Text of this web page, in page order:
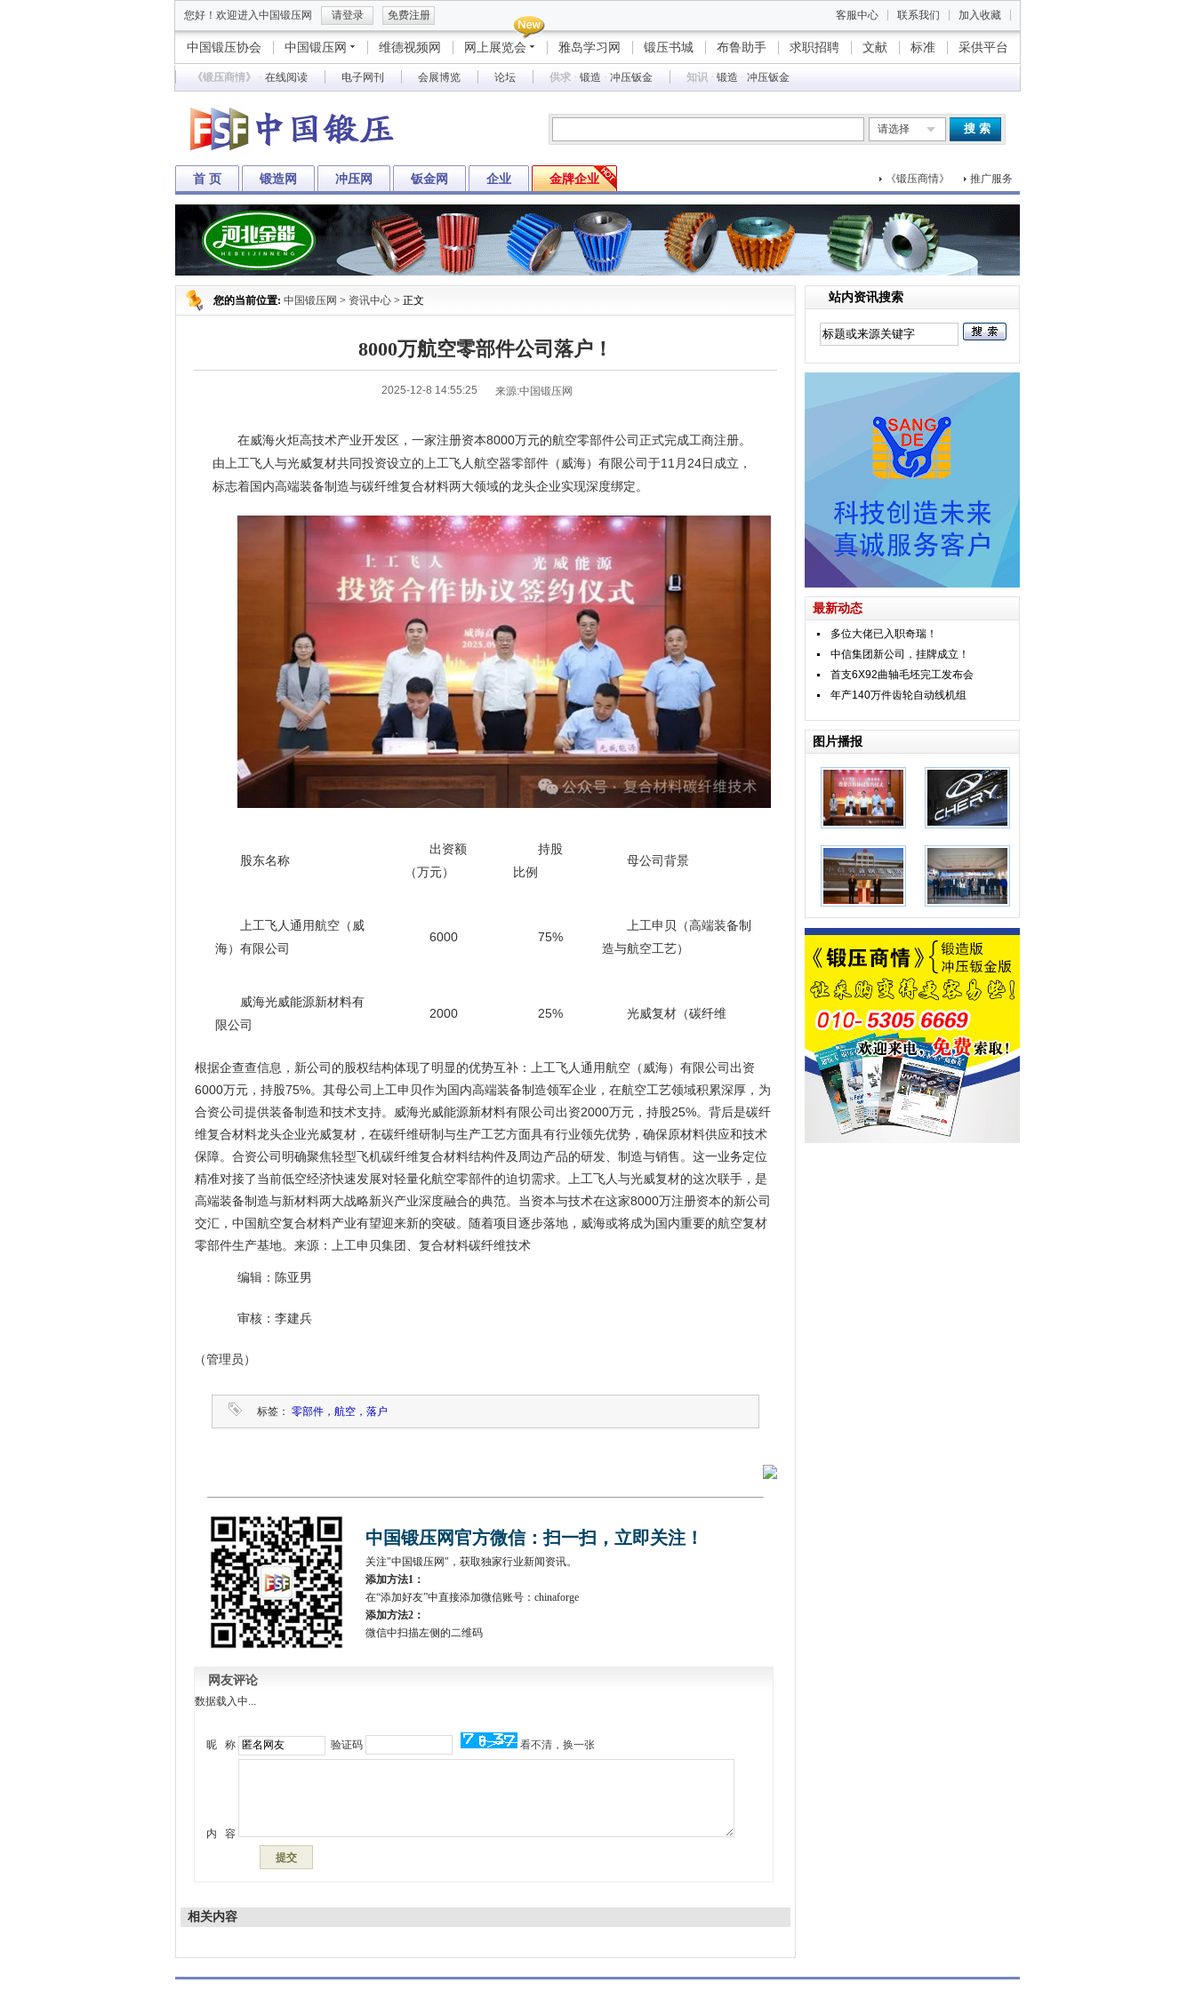
您好！欢迎进入中国锻压网 请登录 免费注册 客服中心 联系我们 加入收藏
中国锻压协会 中国锻压网 维德视频网 网上展览会 雅岛学习网 锻压书城 布鲁助手 求职招聘 文献 标准 采供平台
《锻压商情》 · 在线阅读 电子网刊 会展博览 论坛 供求 · 锻造 · 冲压钣金 知识 · 锻造 · 冲压钣金
请选择 搜 索
首 页 锻造网 冲压网 钣金网 企业 金牌企业 《锻压商情》 推广服务
您的当前位置: 中国锻压网 > 资讯中心 > 正文
8000万航空零部件公司落户！
2025-12-8 14:55:25 来源:中国锻压网
在威海火炬高技术产业开发区，一家注册资本8000万元的航空零部件公司正式完成工商注册。
由上工飞人与光威复材共同投资设立的上工飞人航空器零部件（威海）有限公司于11月24日成立，
标志着国内高端装备制造与碳纤维复合材料两大领域的龙头企业实现深度绑定。
股东名称
出资额
（万元）
持股
比例
母公司背景
上工飞人通用航空（威
海）有限公司
6000 75%
上工申贝（高端装备制
造与航空工艺）
威海光威能源新材料有
限公司
2000 25% 光威复材（碳纤维
根据企查查信息，新公司的股权结构体现了明显的优势互补：上工飞人通用航空（威海）有限公司出资
6000万元，持股75%。其母公司上工申贝作为国内高端装备制造领军企业，在航空工艺领域积累深厚，为
合资公司提供装备制造和技术支持。威海光威能源新材料有限公司出资2000万元，持股25%。背后是碳纤
维复合材料龙头企业光威复材，在碳纤维研制与生产工艺方面具有行业领先优势，确保原材料供应和技术
保障。合资公司明确聚焦轻型飞机碳纤维复合材料结构件及周边产品的研发、制造与销售。这一业务定位
精准对接了当前低空经济快速发展对轻量化航空零部件的迫切需求。上工飞人与光威复材的这次联手，是
高端装备制造与新材料两大战略新兴产业深度融合的典范。当资本与技术在这家8000万注册资本的新公司
交汇，中国航空复合材料产业有望迎来新的突破。随着项目逐步落地，威海或将成为国内重要的航空复材
零部件生产基地。来源：上工申贝集团、复合材料碳纤维技术
编辑：陈亚男
审核：李建兵
（管理员）
标签： 零部件，航空，落户
中国锻压网官方微信：扫一扫，立即关注！
关注"中国锻压网"，获取独家行业新闻资讯。
添加方法1：
在“添加好友”中直接添加微信账号：chinaforge
添加方法2：
微信中扫描左侧的二维码
网友评论
数据载入中...
昵 称 验证码 看不清，换一张
内 容
相关内容
站内资讯搜索
最新动态
多位大佬已入职奇瑞！
中信集团新公司，挂牌成立！
首支6X92曲轴毛坯完工发布会
年产140万件齿轮自动线机组
图片播报